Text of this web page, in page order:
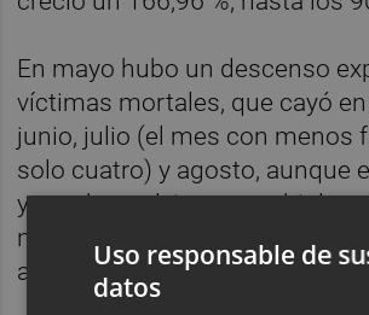
En mayo hubo un descenso
víctimas mortales, que cayó
junio, julio (el mes con menos
solo cuatro) y agosto, aunque
y octubre volvieron a subir las
noviembre, cuando se
anterior, el ascenso ha sido
Uso responsable de
datos